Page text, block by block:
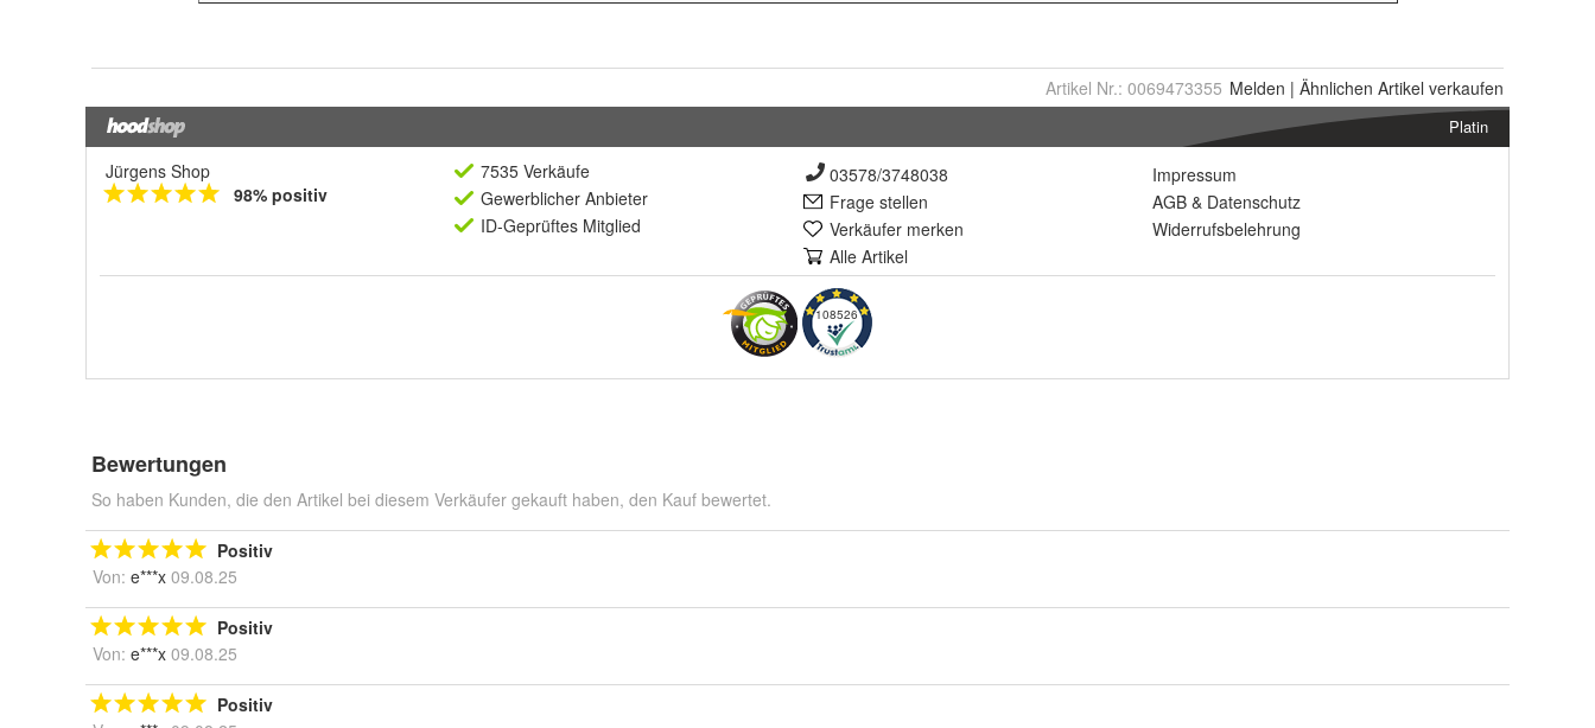
Artikel Nr.: 0069473355 Melden | Ähnlichen Artikel verkaufen
Platin
Jürgens Shop
98% positiv
7535 Verkäufe
Gewerblicher Anbieter
ID-Geprüftes Mitglied
03578/3748038
Frage stellen
Verkäufer merken
Alle Artikel
Impressum
AGB & Datenschutz
Widerrufsbelehrung
108526
Bewertungen
So haben Kunden, die den Artikel bei diesem Verkäufer gekauft haben, den Kauf bewertet.
Positiv
Von: e***x 09.08.25
Positiv
Von: e***x 09.08.25
Positiv